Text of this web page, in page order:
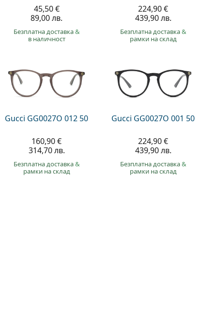
45,50 €
89,00 лв.
Безплатна доставка&
в наличност
224,90 €
439,90 лв.
Безплатна доставка&
рамки на склад
Gucci GG0027O 012 50
160,90 €
314,70 лв.
Безплатна доставка&
рамки на склад
Gucci GG0027O 001 50
224,90 €
439,90 лв.
Безплатна доставка&
рамки на склад